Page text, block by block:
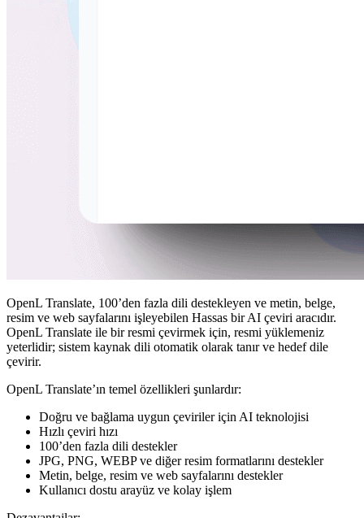
OpenL Translate, 100’den fazla dili destekleyen ve metin, belge,
resim ve web sayfalarını işleyebilen Hassas bir AI çeviri aracıdır.
OpenL Translate ile bir resmi çevirmek için, resmi yüklemeniz
yeterlidir; sistem kaynak dili otomatik olarak tanır ve hedef dile
çevirir.
OpenL Translate’ın temel özellikleri şunlardır:
Doğru ve bağlama uygun çeviriler için AI teknolojisi
Hızlı çeviri hızı
100’den fazla dili destekler
JPG, PNG, WEBP ve diğer resim formatlarını destekler
Metin, belge, resim ve web sayfalarını destekler
Kullanıcı dostu arayüz ve kolay işlem